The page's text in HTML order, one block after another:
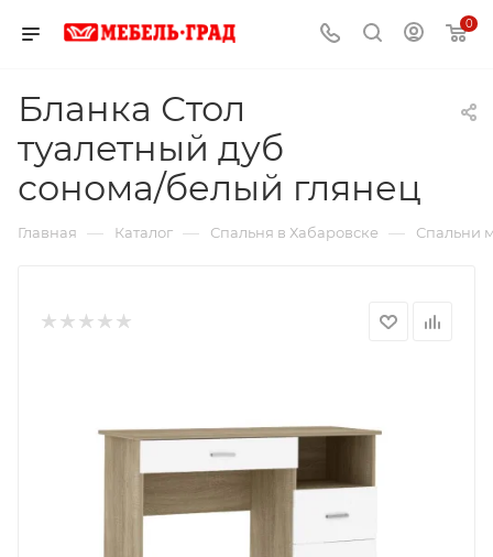
0
Бланка Стол
туалетный дуб
сонома/белый глянец
Главная — Каталог — Спальня в Хабаровске — Спальни